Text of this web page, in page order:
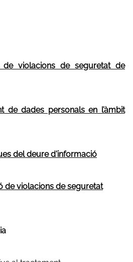
de violacions de seguretat de
de dades personals en l’àmbit
del deure d'informació
de violacions de seguretat